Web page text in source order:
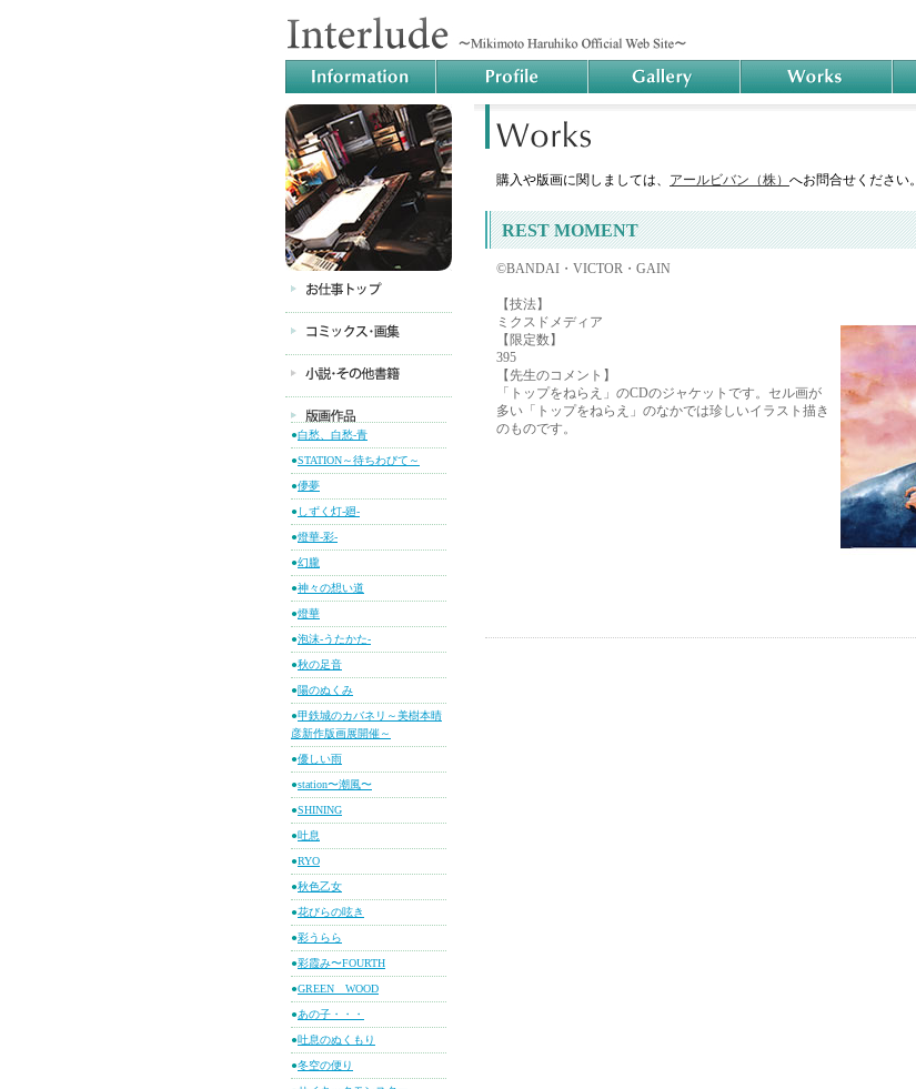
●白愁、白愁-青
●STATION～待ちわびて～
●儚夢
● しずく灯-廻-
●燈華-彩-
●幻朧
●神々の想い道
●燈華
●泡沫-うたかた-
●秋の足音
●陽のぬくみ
●甲鉄城のカバネリ～美樹本晴
彦新作版画展開催～
●優しい雨
●station〜潮風〜
●SHINING
●吐息
●RYO
●秋色乙女
●花びらの呟き
●彩うらら
●彩霞み〜FOURTH
●GREEN WOOD
●あの子・・・
●吐息のぬくもり
●冬空の便り
購入や版画に関しましては、 アールビバン（株） へお問合せください。
REST MOMENT
©BANDAI・VICTOR・GAIN
【技法】
ミクスドメディア
【限定数】
395
【先生のコメント】
「トップをねらえ」のCDのジャケットです。セル画が
多い「トップをねらえ」のなかでは珍しいイラスト描き
のものです。